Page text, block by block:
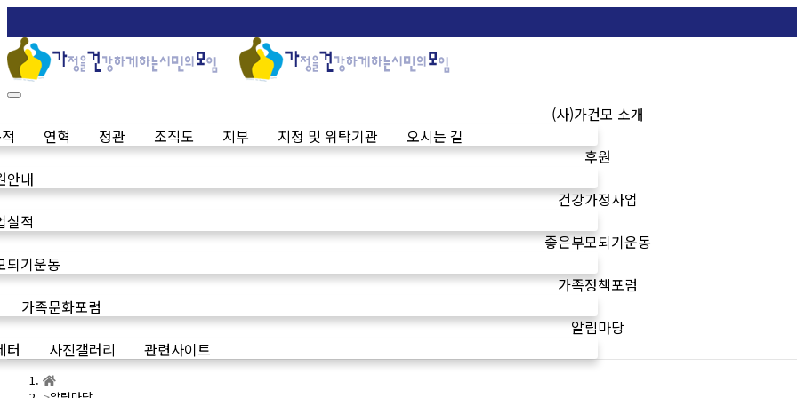
(사)가건모 소개
연혁 정관 조직도 지부 지정 및 위탁기관
오시는 길
후원
안내
건강가정사업
실적
좋은부모되기운동
되기운동
가족정책포럼
가족문화포럼
알림마당
터
사진갤러리 관련사이트